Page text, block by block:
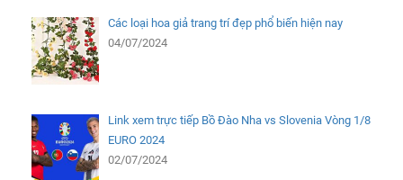
Các loại hoa giả trang trí đẹp phổ biến hiện nay
04/07/2024
Link xem trực tiếp Bồ Đào Nha vs Slovenia Vòng 1/8
EURO 2024
02/07/2024